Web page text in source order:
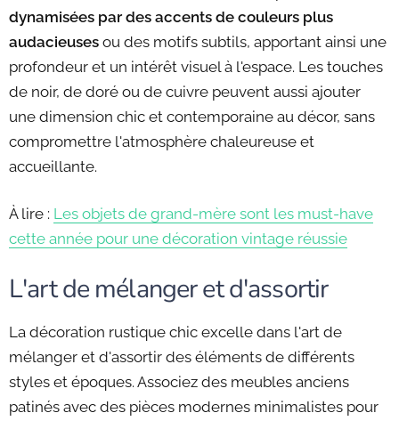
dynamisées par des accents de couleurs plus
audacieuses ou des motifs subtils, apportant ainsi une
profondeur et un intérêt visuel à l'espace. Les touches
de noir, de doré ou de cuivre peuvent aussi ajouter
une dimension chic et contemporaine au décor, sans
compromettre l'atmosphère chaleureuse et
accueillante.
À lire : Les objets de grand-mère sont les must-have
cette année pour une décoration vintage réussie
L'art de mélanger et d'assortir
La décoration rustique chic excelle dans l'art de
mélanger et d'assortir des éléments de différents
styles et époques. Associez des meubles anciens
patinés avec des pièces modernes minimalistes pour